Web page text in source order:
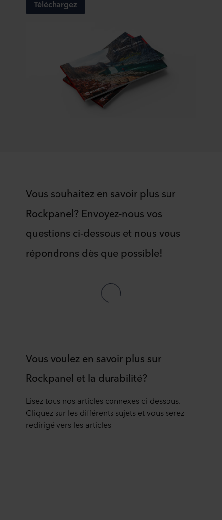
incluant l’identification de la société ROCKWOOL qui est
Téléchargez
Vous souhaitez en savoir plus sur
Rockpanel? Envoyez-nous vos
questions ci-dessous et nous vous
répondrons dès que possible!
Vous voulez en savoir plus sur
Rockpanel et la durabilité?
Lisez tous nos articles connexes ci-dessous.
Cliquez sur les différents sujets et vous serez
redirigé vers les articles